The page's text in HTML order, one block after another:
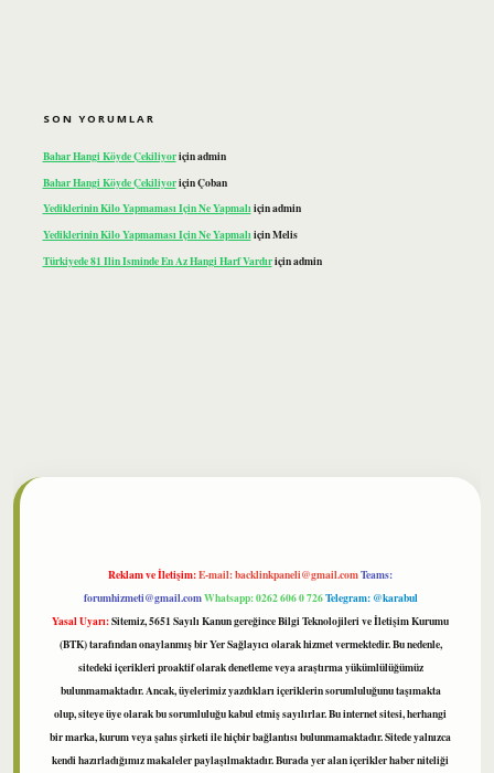
SON YORUMLAR
Bahar Hangi Köyde Çekiliyoriçinadmin
Bahar Hangi Köyde ÇekiliyoriçinÇoban
Yediklerinin Kilo Yapmaması Için Ne Yapmalıiçinadmin
Yediklerinin Kilo Yapmaması Için Ne YapmalıiçinMelis
Türkiyede 81 Ilin Isminde En Az Hangi Harf Vardıriçinadmin
Reklam ve İletişim:E-mail:backlinkpaneli@gmail.comTeams:
forumhizmeti@gmail.comWhatsapp: 0262 606 0 726Telegram: @karabul
Yasal Uyarı:Sitemiz, 5651 Sayılı Kanun gereğince Bilgi Teknolojileri ve İletişim Kurumu
(BTK) tarafından onaylanmış bir Yer Sağlayıcı olarak hizmet vermektedir. Bu nedenle,
sitedeki içerikleri proaktif olarak denetleme veya araştırma yükümlülüğümüz
bulunmamaktadır. Ancak, üyelerimiz yazdıkları içeriklerin sorumluluğunu taşımakta
olup, siteye üye olarak bu sorumluluğu kabul etmiş sayılırlar. Bu internet sitesi, herhangi
bir marka, kurum veya şahıs şirketi ile hiçbir bağlantısı bulunmamaktadır. Sitede yalnızca
kendi hazırladığımız makaleler paylaşılmaktadır. Burada yer alan içerikler haber niteliği